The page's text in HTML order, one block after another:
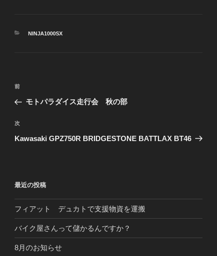
カ
NINJA1000SX
投
ナ
ビ
ゲ
ン
前
の
稿
前
モトパラダイス走行会 秋の部
次
の
次
Kawasaki GPZ750R BRIDGESTONE BATTLAX BT46
最近の投稿
フィアット デュカトで支援物資を運搬
バイク屋さんって儲かるんですか？
8月のお知らせ